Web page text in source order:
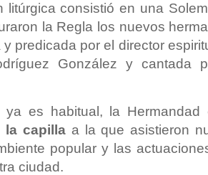
litúrgica consistió en una
la Regla los nuevos
predicada por el director
González y cantada
ya es habitual, la
la capillaa la que asistieron
popular y las
ciudad.